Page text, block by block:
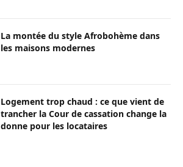
La montée du style Afrobohème dans
les maisons modernes
Logement trop chaud : ce que vient de
trancher la Cour de cassation change la
donne pour les locataires